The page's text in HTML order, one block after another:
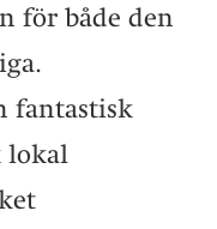
för både den
fantastisk
lokal